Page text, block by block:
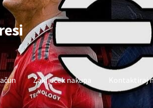
Zaključek nakupa Kontaktiraj